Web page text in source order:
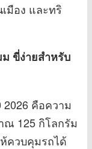
มือง และทริ
ขี่ง่ายสำหรับ
2026 คือความ
125 กิโลกรัม
ควบคุมรถได้